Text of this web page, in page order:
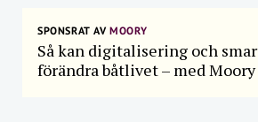
SPONSRAT AVMOORY
Så kan digitalisering och
förändra båtlivet – med